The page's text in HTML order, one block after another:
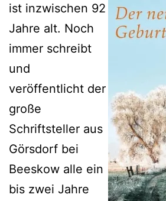
ist inzwischen 92
Jahre alt. Noch
immer schreibt
und
veröffentlicht der
große
Schriftsteller aus
Görsdorf bei
Beeskow alle ein
bis zwei Jahre